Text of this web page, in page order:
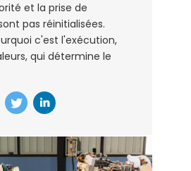
et la prise de
pas réinitialisées.
c'est l'exécution,
qui détermine le